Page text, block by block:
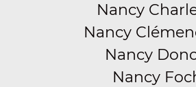
Nancy
Nancy
Nancy
Nancy